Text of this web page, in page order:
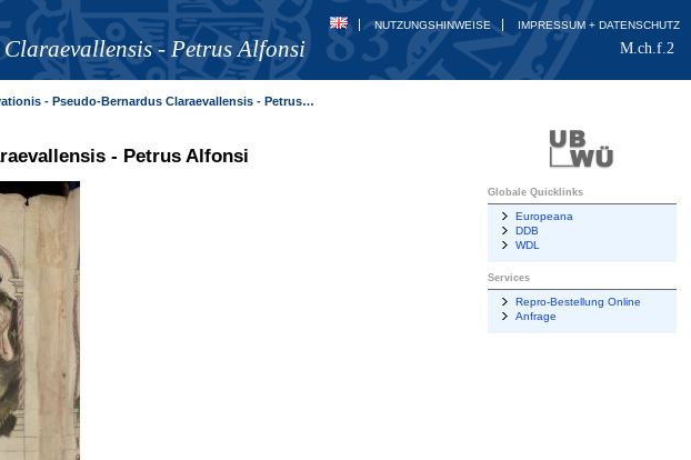
- Petrus Alfonsi
Globale Quicklinks
Europeana
DDB
WDL
Services
Repro-Bestellung Online
Anfrage
- Petrus Alfonsi
NUTZUNGSHINWEISE IMPRESSUM + DATENSCHUTZ
M.ch.f.2
- Pseudo-Bernardus Claraevallensis - Petrus Alfonsi